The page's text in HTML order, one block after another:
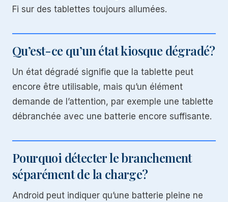
Fi sur des tablettes toujours allumées.
Qu’est-ce qu’un état kiosque dégradé?
Un état dégradé signifie que la tablette peut
encore être utilisable, mais qu’un élément
demande de l’attention, par exemple une tablette
débranchée avec une batterie encore suffisante.
Pourquoi détecter le branchement
séparément de la charge?
Android peut indiquer qu’une batterie pleine ne